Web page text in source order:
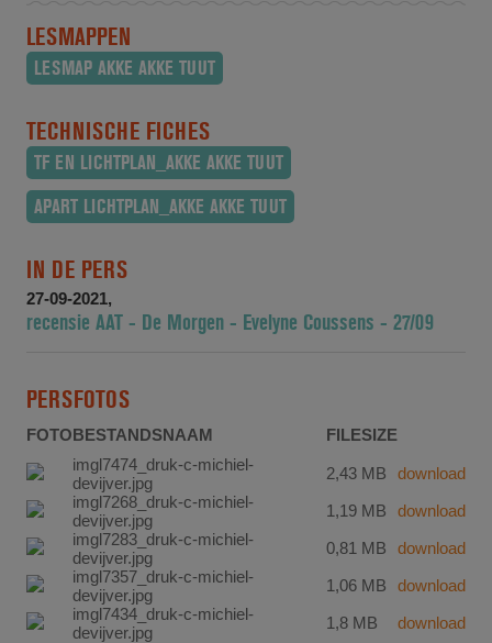
LESMAPPEN
LESMAP AKKE AKKE TUUT
TECHNISCHE FICHES
TF EN LICHTPLAN_AKKE AKKE TUUT
APART LICHTPLAN_AKKE AKKE TUUT
IN DE PERS
27-09-2021,
recensie AAT - De Morgen - Evelyne Coussens - 27/09
PERSFOTOS
FOTOBESTANDSNAAM
FILESIZE
imgl7474_druk-c-michiel-
devijver.jpg
2,43 MB
download
imgl7268_druk-c-michiel-
devijver.jpg
1,19 MB
download
imgl7283_druk-c-michiel-
devijver.jpg
0,81 MB
download
imgl7357_druk-c-michiel-
devijver.jpg
1,06 MB
download
imgl7434_druk-c-michiel-
devijver.jpg
1,8 MB download